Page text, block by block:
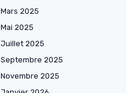
Mars 2025
Mai 2025
Juillet 2025
Septembre 2025
Novembre 2025